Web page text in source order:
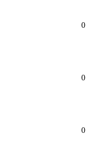
0
0
0